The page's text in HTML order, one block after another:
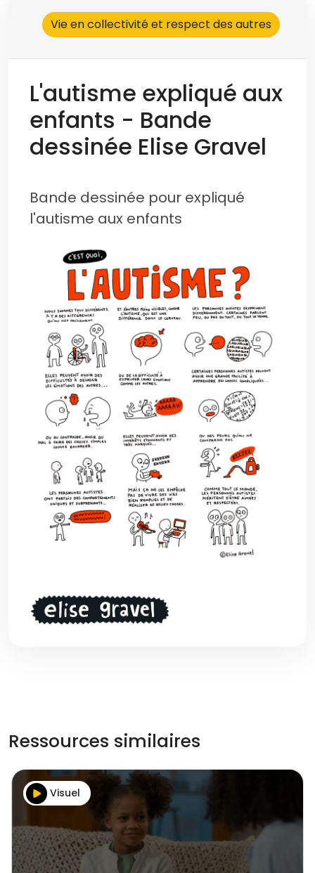
Vie en collectivité et respect des autres
L'autisme expliqué aux
enfants - Bande
dessinée Elise Gravel
Bande dessinée pour expliqué
l'autisme aux enfants
Image
Image
Ressources similaires
Visuel
Campagne de Consultation sur l'Education
Populaire
Cliquez ici 👉 https://bit.ly/edupop-consul